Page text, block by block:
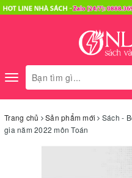
Toggle
navigation
Trang chủ Sản phẩm mới
Sách -
gia năm 2022 môn Toán